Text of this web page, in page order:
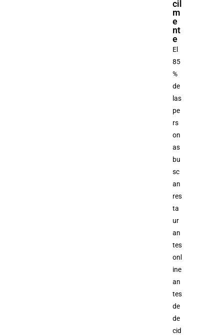
cil
m
e
nt
e
El
85
%
de
las
pe
rs
on
as
bu
sc
an
res
ta
ur
an
tes
onl
ine
an
tes
de
de
cid